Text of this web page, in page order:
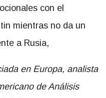
con el
mientras no da un
a Rusia,
en Europa, analista
de Análisis